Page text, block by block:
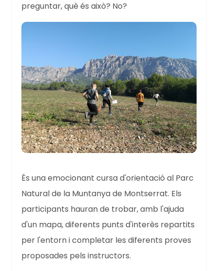
preguntar, què és això? No?
És una emocionant cursa d'orientació al Parc
Natural de la Muntanya de Montserrat. Els
participants hauran de trobar, amb l'ajuda
d'un mapa, diferents punts d'interès repartits
per l'entorn i completar les diferents proves
proposades pels instructors.